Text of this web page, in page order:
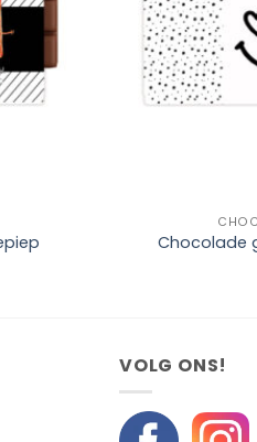
Chocolade
VOLG ONS!